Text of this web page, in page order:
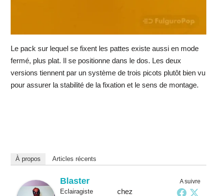
Le pack sur lequel se fixent les pattes existe aussi en mode
fermé, plus plat. Il se positionne dans le dos. Les deux
versions tiennent par un système de trois picots plutôt bien vu
pour assurer la stabilité de la fixation et le sens de montage.
À propos Articles récents
A suivre
Blaster
Eclairagistechez